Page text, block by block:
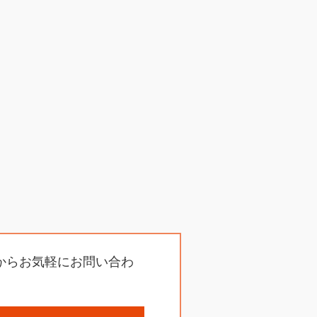
らお気軽にお問い合わ